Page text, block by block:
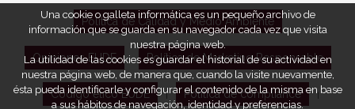
Política de Calidad y Medio Ambiente
Opiniones EUDE Política de Marketing Responsable
Código ético EUDE | Política de compliance |
Una cookie o galleta informática es un pequeño archivo de
información que se guarda en su navegador cada vez que visita
nuestra página web.
La utilidad de las cookies es guardar el historial de su actividad en
nuestra página web, de manera que, cuando la visite nuevamente,
ésta pueda identificarle y configurar el contenido de la misma en base
a sus hábitos de navegación, identidad y preferencias.